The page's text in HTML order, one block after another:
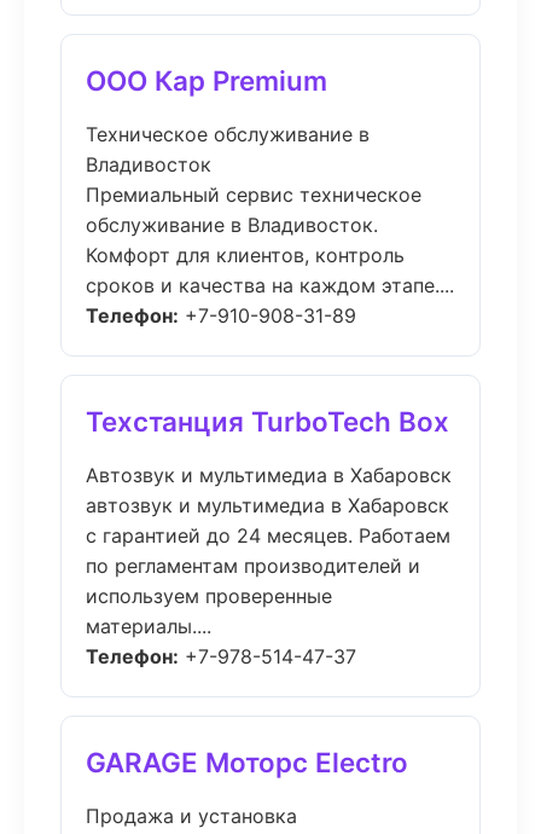
ООО Кар Premium
Техническое обслуживание в
Владивосток
Премиальный сервис техническое
обслуживание в Владивосток.
Комфорт для клиентов, контроль
сроков и качества на каждом этапе....
Телефон: +7-910-908-31-89
Техстанция TurboTech Box
Автозвук и мультимедиа в Хабаровск
автозвук и мультимедиа в Хабаровск
с гарантией до 24 месяцев. Работаем
по регламентам производителей и
используем проверенные
материалы....
Телефон: +7-978-514-47-37
GARAGE Моторс Electro
Продажа и установка